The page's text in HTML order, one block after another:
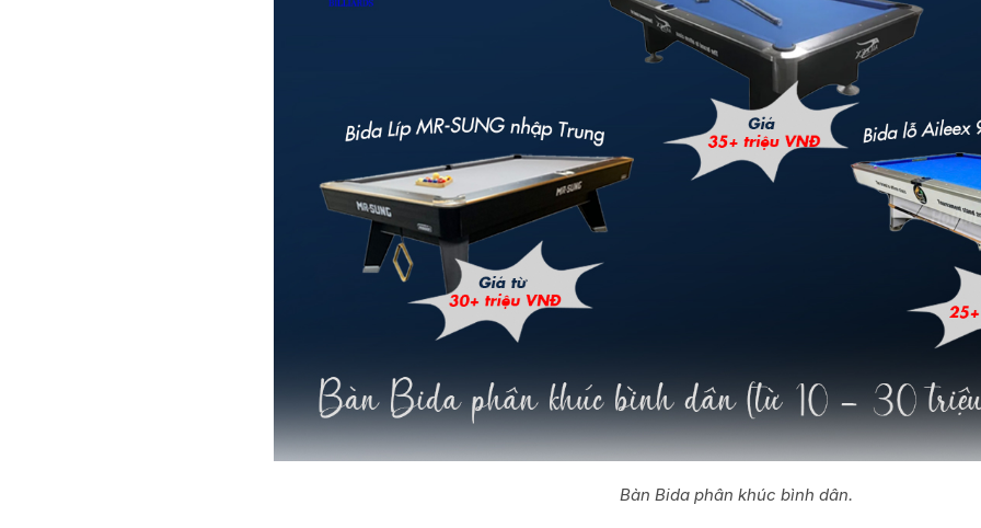
Bàn Bida phân khúc bình dân.